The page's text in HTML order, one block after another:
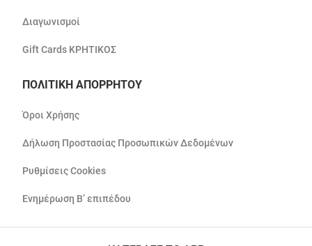
Διαγωνισμοί
Gift Cards ΚΡΗΤΙΚΟΣ
ΠΟΛΙΤΙΚΗ ΑΠΟΡΡΗΤΟΥ
Όροι Χρήσης
Δήλωση Προστασίας Προσωπικών Δεδομένων
Ρυθμίσεις Cookies
Ενημέρωση Β’ επιπέδου